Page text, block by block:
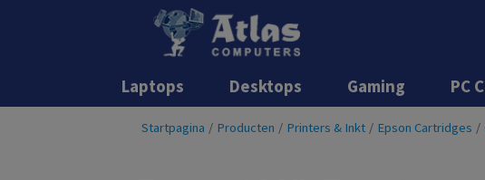
Laptops Desktops Gaming PC
Startpagina / Producten / Printers & Inkt / Epson Cartridges /